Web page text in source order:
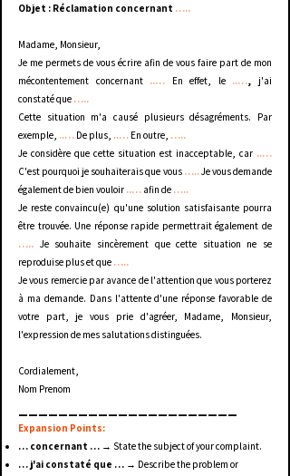
Objet : Réclamation concernant …..
Madame, Monsieur,
Je me permets de vous écrire afin de vous faire part de mon
mécontentement concernant ..… En effet, le ..…, j'ai
constaté que …..
Cette situation m'a causé plusieurs désagréments. Par
exemple, ..… De plus, ..… En outre, …..
Je considère que cette situation est inacceptable, car ..…
C'est pourquoi je souhaiterais que vous …..Je vous demande
également de bien vouloir ..… afin de …..
Je reste convaincu(e) qu'une solution satisfaisante pourra
être trouvée. Une réponse rapide permettrait également de
….. Je souhaite sincèrement que cette situation ne se
reproduise plus et que …..
Je vous remercie par avance de l'attention que vous porterez
à ma demande. Dans l'attente d'une réponse favorable de
votre part, je vous prie d'agréer, Madame, Monsieur,
l'expression de mes salutations distinguées.
Cordialement,
Nom Prenom
Expansion Points:
… concernant … → State the subject of your complaint.
… j'ai constaté que … → Describe the problem or